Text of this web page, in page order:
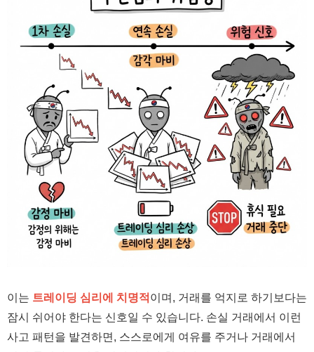
이는 트레이딩 심리에 치명적 이며, 거래를 억지로 하기보다는
잠시 쉬어야 한다는 신호일 수 있습니다. 손실 거래에서 이런
사고 패턴을 발견하면, 스스로에게 여유를 주거나 거래에서